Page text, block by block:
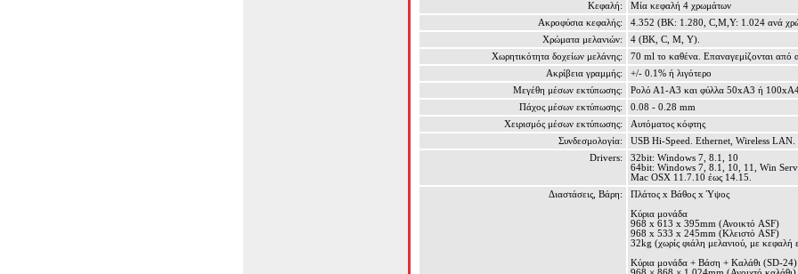
Κεφαλή:
Μία κεφαλή 4 χρωμάτων
Ακροφύσια κεφαλής: 4 .352 (ΒΚ: 1 .280 ,C,M,Y: 1.024ανά
Χρώματα μελανιών:
4 (BK, C ,M ,Y).
Χωρητικότητα δοχείων μελάνης:
70ml το καθένα. Επαναγεμίζονται από
Ακρίβεια γραμμής: +/- 0.1% ή λιγότερο
Μεγέθη μέσων εκτύπωσης:
Ρολό Α1-Α3 και φύλλα 50xΑ3 ή 100x
Πάχος μέσων εκτύπωσης:
0.08 - 0.28mm
Χειρισμός μέσων εκτύπωσης:
Αυτόματος κόφτης
Συνδεσμολογία:
USB Hi-Speed .Ethernet, Wireless LAN.
Drivers:
32bit:Windows 7, 8.1, 10
64bit:Windows 7, 8.1, 10, 11, Win
Mac OSX 11.7.10έως 14.15.
Διαστάσεις, Βάρη:
Πλάτος x Βάθος x Ύψος
Κύρια μονάδα
968 x613 x 395mm (Ανοικτό ASF)
968 x 533 x 245mm (Κλειστό ASF)
32kg (χωρίς φιάλη μελανιού, με κεφαλή
Κύρια μονάδα + Βάση + Καλάθι (SD-24)